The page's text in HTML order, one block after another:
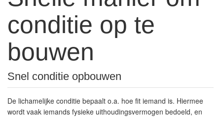
conditie op te
bouwen
Snel conditie opbouwen
De lichamelijke conditie bepaalt o.a. hoe fit iemand is. Hiermee
wordt vaak iemands fysieke uithoudingsvermogen bedoeld, en